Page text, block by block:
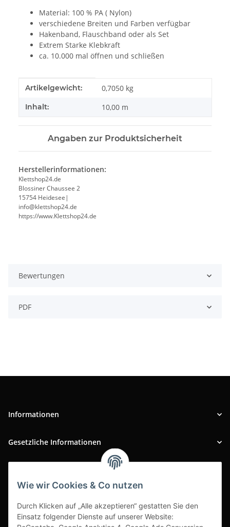
Wie wir Cookies & Co nutzen
Durch Klicken auf „Alle akzeptieren“ gestatten Sie den
Einsatz folgender Dienste auf unserer Website:
Material: 100 % PA ( Nylon)
verschiedene Breiten und Farben verfügbar
Hakenband, Flauschband oder als Set
Extrem Starke Klebkraft
ca. 10.000 mal öffnen und schließen
Produkteigenschaft
Wert
Artikelgewicht: 0,7050 kg
Inhalt: 10,00 m
Angaben zur Produktsicherheit
Herstellerinformationen:
Klettshop24.de
Blossiner Chaussee 2
15754 Heidesee|
info@klettshop24.de
https://www.Klettshop24.de
Bewertungen
PDF
Informationen
Gesetzliche Informationen